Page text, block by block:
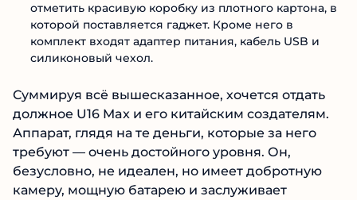
отметить красивую коробку из плотного картона, в
которой поставляется гаджет. Кроме него в
комплект входят адаптер питания, кабель USB и
силиконовый чехол.
Суммируя всё вышесказанное, хочется отдать
должное U16 Max и его китайским создателям.
Аппарат, глядя на те деньги, которые за него
требуют — очень достойного уровня. Он,
безусловно, не идеален, но имеет добротную
камеру, мощную батарею и заслуживает